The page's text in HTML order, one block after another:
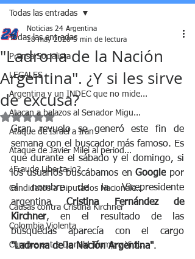
Todas las entradas
Prensa Socialista
LEGALES
Argentina y un INDEC que no mide...
Atacan a balazos al Senador Migu...
Ataque de Israel a Irán
Ataque de Javier Milei al period...
¿Fraude Libertario?
Candidatos a Diputados Nacionale...
Causas contra Cristina Kirchner
Colombia Violenta
Cumbre entre Donald Trump y Xi J...
Todas las entradas
"Ladrona de la Nación
Argentina". ¿Y si les sirve
de excusa?
Noticias 24 Argentina
18 may 2020 5 min de lectura
Obtuvo NaN de 5 estrellas.
Gran revuelo se generó este fin de
semana con el buscador más famoso. Es
que durante el sábado y el domingo, si
los usuarios buscábamos en Google por
el nombre de la Vicepresidente
argentina Cristina Fernández de
Kirchner, en el resultado de las
"Ladrona de la Nación Argentina".